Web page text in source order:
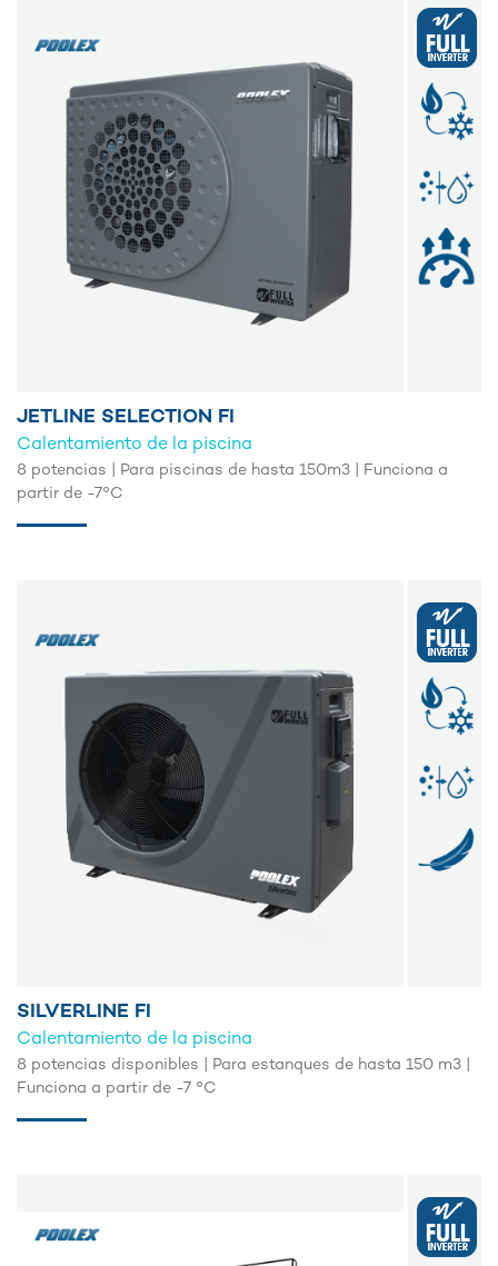
JETLINE SELECTION FI
Calentamiento de la piscina
8 potencias | Para piscinas de hasta 150m3 | Funciona a
partir de -7°C
SILVERLINE FI
Calentamiento de la piscina
8 potencias disponibles | Para estanques de hasta 150 m3 |
Funciona a partir de -7 °C